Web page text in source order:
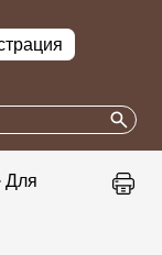
Для